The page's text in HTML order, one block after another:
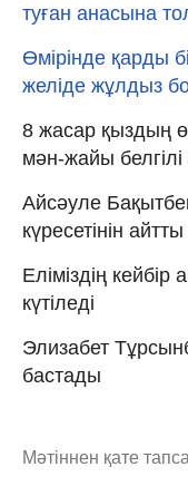
туған анасына
Өмірінде қарды
желіде жұлдыз
8 жасар қыздың
мән-жайы
Айсәуле
күресетінін айтты
Еліміздің
күтіледі
Элизабет
бастады
Мәтіннен қате